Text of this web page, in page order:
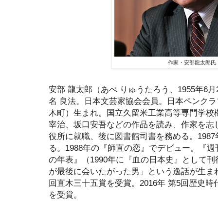
作家・安部龍太郎氏
安部 龍太郎（あべ りゅうたろう、1955年6
名 良法。日本文芸家協会会員。日本ペンク
木町）生まれ。国立久留米工業高等専門学
宰治、坂口安吾などの作品を読み、作家を
役所に就職、後に図書館司書を務める。
る。1988年の『師直の恋』でデビュー。『
の年表』（1990年に『血の日本史』として
が最後に会いたがった男」という逸話が生ま
回直木三十五賞を受賞。2016年 第5回歴史
を受賞。